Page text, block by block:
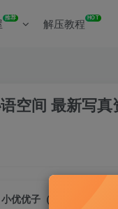
推荐 解压教程 HOT
空间 最新写